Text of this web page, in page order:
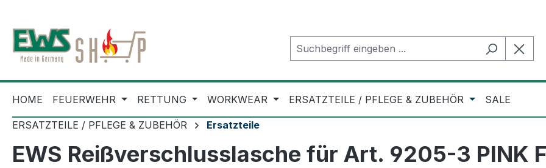
HOME FEUERWEHR RETTUNG WORKWEAR ERSATZTEILE / PFLEGE & ZUBEHÖR SALE
ERSATZTEILE / PFLEGE & ZUBEHÖR Ersatzteile
EWS Reißverschlusslasche für Art. 9205-3 PINK